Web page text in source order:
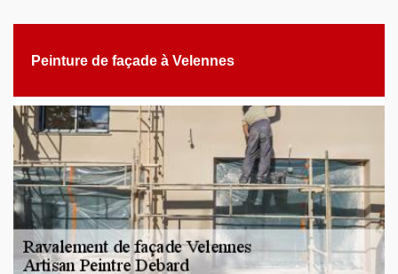
Peinture de façade à Velennes